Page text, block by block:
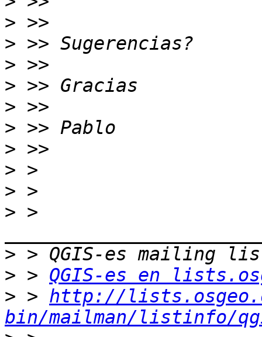
>
>
>
>
>
>
>
>
>
> >
>
> > QGIS-es en
> > http://
bin/mailman/listinfo/